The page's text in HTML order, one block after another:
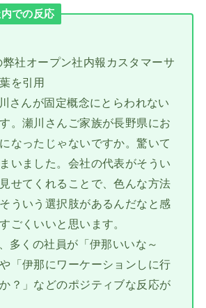
での反応
社オープン社内報カスタマーサ
を引用
さんが固定概念にとらわれない
。瀬川さんご家族が長野県にお
なったじゃないですか。驚いて
いました。会社の代表がそうい
せてくれることで、色んな方法
ういう選択肢があるんだなと感
ごくいいと思います。
多くの社員が「伊那いいな～
「伊那にワーケーションしに行
？」などのポジティブな反応が